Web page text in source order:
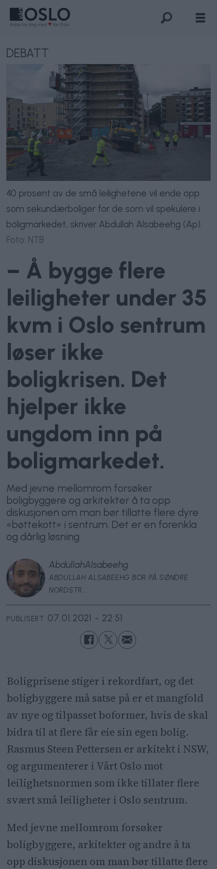
DEBATT
40 prosent av de små leilighetene vil ende opp
som sekundærboliger for de som vil spekulere i
boligmarkedet, skriver Abdullah Alsabeehg (Ap).
Foto: NTB
– Å bygge flere
leiligheter under 35
kvm i Oslo sentrum
løser ikke
boligkrisen. Det
hjelper ikke
ungdom inn på
boligmarkedet.
Med jevne mellomrom forsøker
boligbyggere og arkitekter å ta opp
diskusjonen om man bør tillatte flere dyre
«bøttekott» i sentrum. Det er en forenkla
og dårlig løsning.
AbdullahAlsabeehg
ABDULLAH ALSABEEHG BOR PÅ SØNDRE
NORDSTR...
PUBLISERT 07.01.2021 - 22:51
Boligprisene stiger i rekordfart, og det
boligbyggere må satse på er et mangfold
av nye og tilpasset boformer, hvis de skal
bidra til at flere får eie sin egen bolig.
Rasmus Steen Pettersen er arkitekt i NSW,
og argumenterer i Vårt Oslo mot
leilighetsnormen som ikke tillater flere
svært små leiligheter i Oslo sentrum.
Med jevne mellomrom forsøker
boligbyggere, arkitekter og andre å ta
opp diskusjonen om man bør tillatte flere